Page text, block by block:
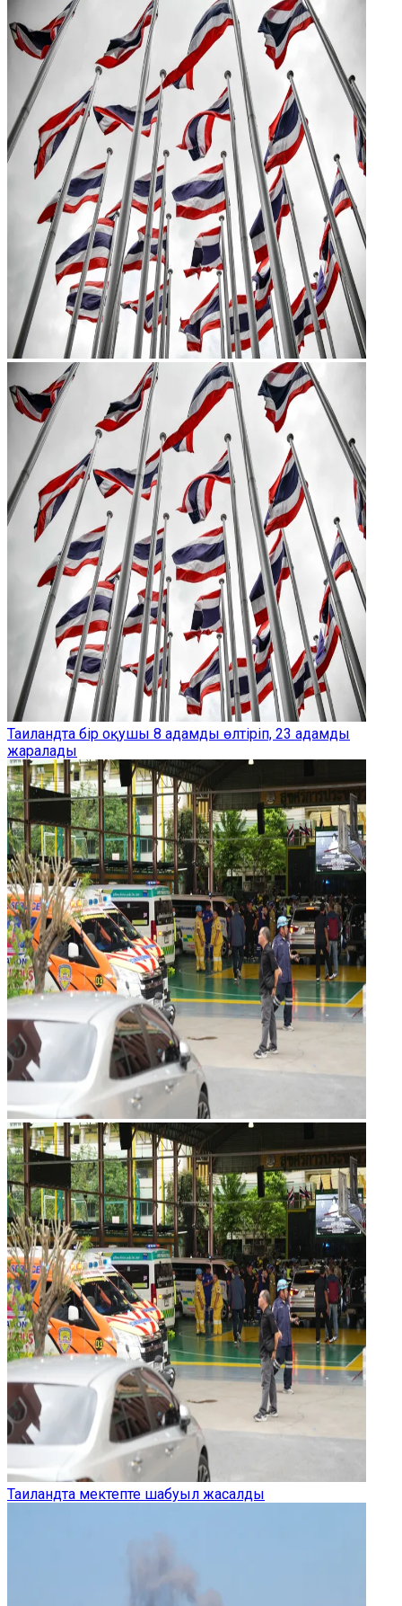
Таиландта бір оқушы 8 адамды өлтіріп, 23 адамды
жаралады
Таиландта мектепте шабуыл жасалды